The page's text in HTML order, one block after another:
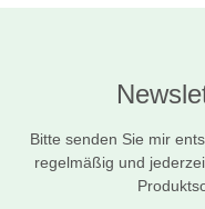
Bitte senden Sie mir
regelmäßig und